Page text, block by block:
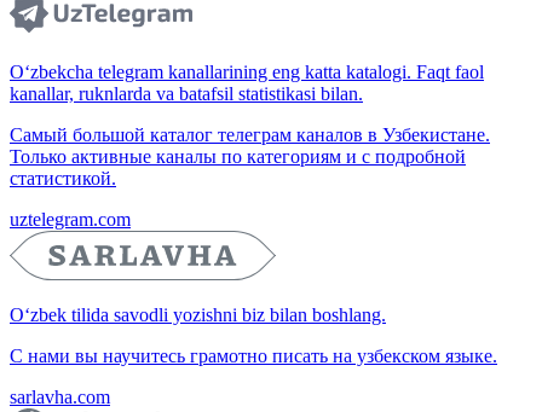
O‘zbekcha telegram kanallarining eng katta katalogi. Faqt faol
kanallar, ruknlarda va batafsil statistikasi bilan.
Самый большой каталог телеграм каналов в Узбекистане.
Только активные каналы по категориям и с подробной
статистикой.
uztelegram.com
O‘zbek tilida savodli yozishni biz bilan boshlang.
С нами вы научитесь грамотно писать на узбекском языке.
sarlavha.com